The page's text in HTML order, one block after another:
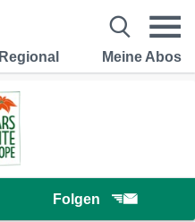
Regional Meine Abos
Folgen